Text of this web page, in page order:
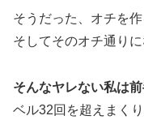
そうだった、オチを
そしてそのオチ通り
そんなヤレない私は
ベル32回を超えまく